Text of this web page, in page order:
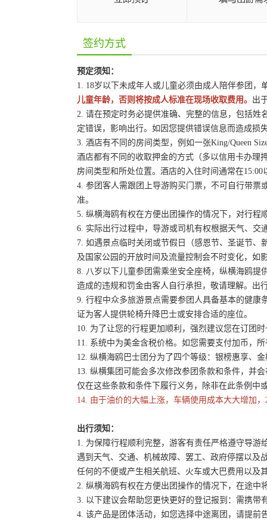
签约方式
预定须知：
1. 18岁以下未成年人或儿童必须由成人陪伴参团
儿童年龄，否则将按成人标准在现场收取费用。 出
2. 请在预定时务必提供准确、完整的信息，包括
定错误，影响出行。如因您提供错误信息而造成损
3. 酒店有不同的房间类型，例如一张King/Queen
酒店都有不同的收取押金的方式（多以信用卡办理
房间类型和所处位置。酒店的入住时间通常在15:00
4. 参团客人需跟团上导游购买门票，不可自行带票
准。
5. 纵横海鸥有权在方便出团操作的情况下，对行
6. 实际出行过程中，导游或司机有权根据天气、
7. 如遇景点临时关闭或节假日（感恩节、圣诞节
及国家公园的开放时间及流量控制会不时变化，如
8. 八岁以下儿童参团需乘坐安全座椅，纵横海鸥提
造成的违规和罚金由客人自行承担，敬请理解。出
9. 行程中众多旅游景点需要参团人具备基本的健
证为客人提供轮椅升降巴士或安排合适的座位。
10. 为了让您的行程更加顺利，强烈建议您在订团
11. 系统中为美金含税价格。如您需要支付加币，
12. 纵横海鸥巴士团分为了四个等级：银榜惠享、
13. 纵横集团可能会多次修改参团条款和条件，并
仅在这些条款和条件下履行义务，除非在此条例中
14. 由于油价的大幅上涨，车辆使用成本大大增加
出行须知：
1. 为保障行程顺利完整，游客有责任严格遵守导
遇到天气、交通、机械故障、罢工、政府停摆以及
任何的不便或产生相关航班、火车或大巴费用以及
2. 纵横海鸥有权在方便出团操作的情况下，在途
3. 以下建议会帮助您更快更好的登记报到：需携
4. 该产品是团体活动，如您选择中途离团，请提